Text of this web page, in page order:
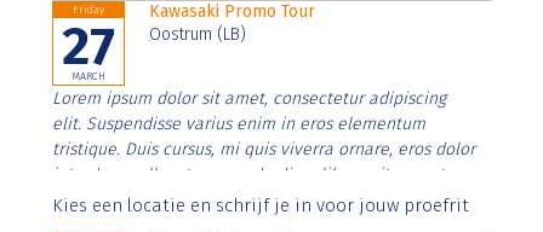
Friday
27
MARCH
Kawasaki Promo Tour
Oostrum (LB)
Lorem ipsum dolor sit amet, consectetur adipiscing
elit. Suspendisse varius enim in eros elementum
tristique. Duis cursus, mi quis viverra ornare, eros dolor
interdum nulla, ut commodo diam libero vitae erat.
Aenean faucibus nibh et justo cursus id rutrum lorem
Kies een locatie en schrijf je in voor jouw proefrit